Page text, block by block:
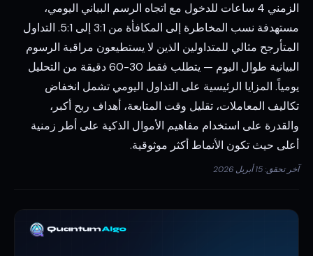
الزمني 4 ساعات للدخول مع اتجاه الرسم البياني اليومي،
مستهدفة نسب المخاطرة إلى المكافأة من 3:1 إلى 5:1. التداول
المتأرجح مثالي للمتداولين الذين لا يستطيعون مراقبة الرسوم
البيانية طوال اليوم — يتطلب فقط 30-60 دقيقة من التحليل
يومياً. المزايا الرئيسية على التداول اليومي تشمل انخفاض
تكاليف المعاملات، تقليل وقت المتابعة، أهداف ربح أكبر،
والقدرة على استخدام مفاهيم الأموال الذكية على أطر زمنية
أعلى حيث تكون الأنماط أكثر موثوقية.
آخر تحقق: 15 أبريل 2026